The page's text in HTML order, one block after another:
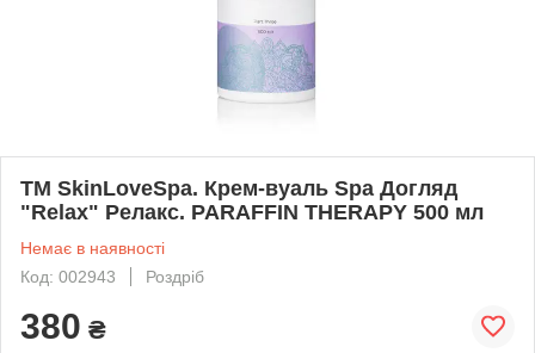
ТМ SkinLoveSpa. Крем-вуаль Spa Догляд
"Relax" Релакс. PARAFFIN THERAPY 500 мл
Немає в наявності
Код: 002943
Роздріб
380 ₴